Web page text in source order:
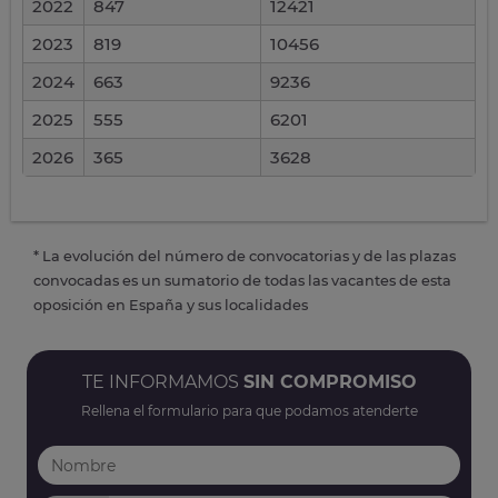
2022 847
12421
2023
819
10456
2024
663
9236
2025
555
6201
2026
365 3628
* La evolución del número de convocatorias y de las plazas
convocadas es un sumatorio de todas las vacantes de esta
oposición en España y sus localidades
TE INFORMAMOS SIN COMPROMISO
Rellena el formulario para que podamos atenderte